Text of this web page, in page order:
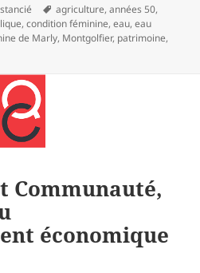
Mots-
clés
agriculture,années 50,
,condition féminine,eau,eau
de Marly, Montgolfier, patrimoine,
Communauté,
économique